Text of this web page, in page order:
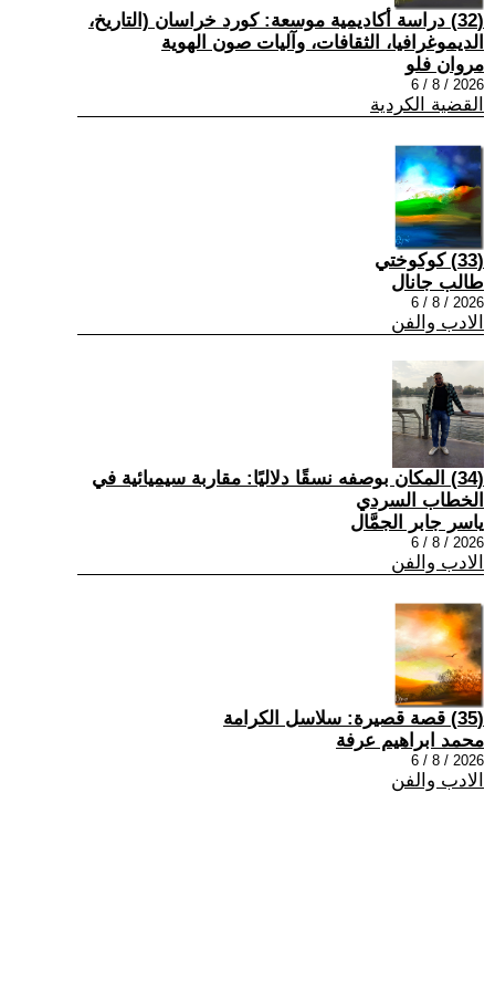
(32) دراسة أكاديمية موسعة: كورد خراسان (التاريخ،
الديموغرافيا، الثقافات، وآليات صون الهوية
مروان فلو
2026 / 8 / 6
القضية الكردية
(33) كوكوختي
طالب جانال
2026 / 8 / 6
الادب والفن
(34) المكان بوصفه نسقًا دلاليًا: مقاربة سيميائية في
الخطاب السردي
ياسر جابر الجمَّال
2026 / 8 / 6
الادب والفن
(35) قصة قصيرة: سلاسل الكرامة
محمد ابراهيم عرفة
2026 / 8 / 6
الادب والفن